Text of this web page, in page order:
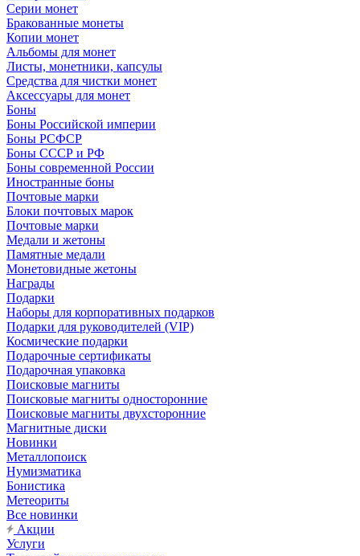
Серии монет
Бракованные монеты
Копии монет
Альбомы для монет
Листы, монетники, капсулы
Средства для чистки монет
Аксессуары для монет
Боны
Боны Российской империи
Боны РСФСР
Боны СССР и РФ
Боны современной России
Иностранные боны
Почтовые марки
Блоки почтовых марок
Почтовые марки
Медали и жетоны
Памятные медали
Монетовидные жетоны
Награды
Подарки
Наборы для корпоративных подарков
Подарки для руководителей (VIP)
Космические подарки
Подарочные сертификаты
Подарочная упаковка
Поисковые магниты
Поисковые магниты односторонние
Поисковые магниты двухсторонние
Магнитные диски
Новинки
Металлопоиск
Нумизматика
Бонистика
Метеориты
Все новинки
Акции
Услуги